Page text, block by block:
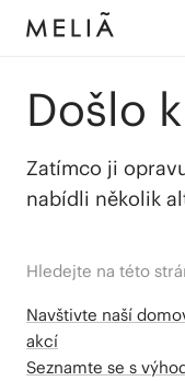
Došlo
Zatímco ji
nabídli několik
Hledejte na této
Navštivte naší
akcí
Seznamte se s